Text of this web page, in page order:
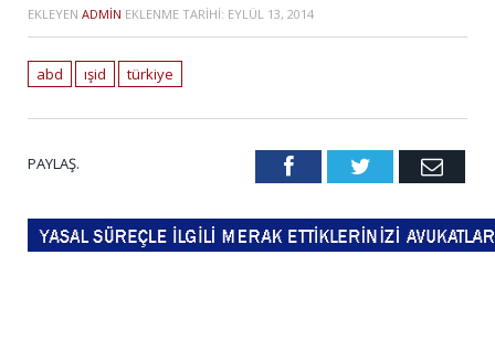
EKLEYEN ADMIN EKLENME TARIHI: EYLÜL 13, 2014
abd ışid türkiye
PAYLAŞ. FacebookTwitter Email